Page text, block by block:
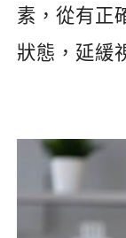
素，從有正
狀態，延緩